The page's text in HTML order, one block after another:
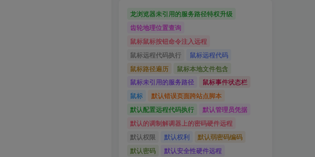
龙浏览器未引用的服务路径特权升级
齿轮地理位置查询
鼠标鼠标按钮命令注入远程
鼠标远程代码执行
鼠标远程代码
鼠标路径遍历
鼠标本地文件包含
鼠标未引用的服务路径
鼠标事件状态栏
鼠标
默认错误页面跨站点脚本
默认配置远程代码执行
默认管理员凭据
默认的调制解调器上的密码硬件远程
默认权限
默认权利
默认弱密码编码
默认密码
默认安全性硬件远程